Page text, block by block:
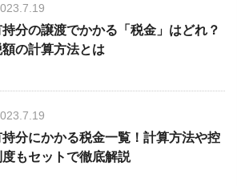
分の譲渡でかかる「税金」はどれ？
の計算方法とは
持分にかかる税金一覧！計算方法や控
度もセットで徹底解説